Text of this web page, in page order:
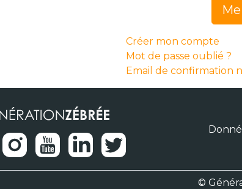
Créer mon compte
Mot de passe oublié ?
Email de confirmation
©